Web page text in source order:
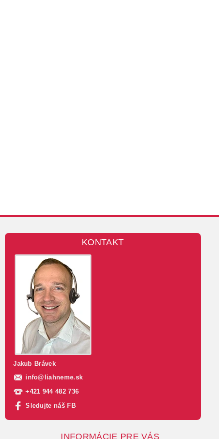
KONTAKT
Jakub Brávek
info@ liahneme.sk
+421 944 482 736
Sledujte náš FB
INFORMÁCIE PRE VÁS